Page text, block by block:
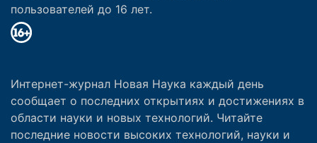
пользователей до 16 лет.
Интернет-журнал Новая Наука каждый день
сообщает о последних открытиях и достижениях в
области науки и новых технологий. Читайте
последние новости высоких технологий, науки и